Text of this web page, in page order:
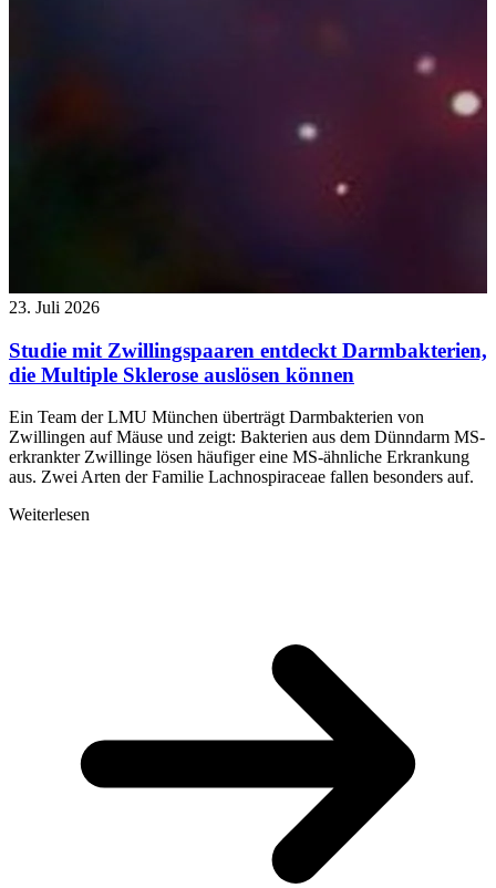
23. Juli 2026
Studie mit Zwillingspaaren entdeckt Darmbakterien,
die Multiple Sklerose auslösen können
Ein Team der LMU München überträgt Darmbakterien von
Zwillingen auf Mäuse und zeigt: Bakterien aus dem Dünndarm MS-
erkrankter Zwillinge lösen häufiger eine MS-ähnliche Erkrankung
aus. Zwei Arten der Familie Lachnospiraceae fallen besonders auf.
Weiterlesen